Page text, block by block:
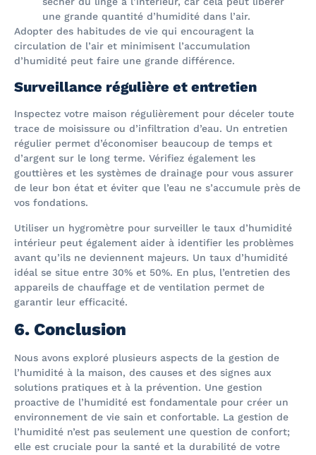
une grande quantité d’humidité dans l’air.
Adopter des habitudes de vie qui encouragent la
circulation de l’air et minimisent l’accumulation
d’humidité peut faire une grande différence.
Surveillance régulière et entretien
Inspectez votre maison régulièrement pour déceler toute
trace de moisissure ou d’infiltration d’eau. Un entretien
régulier permet d’économiser beaucoup de temps et
d’argent sur le long terme. Vérifiez également les
gouttières et les systèmes de drainage pour vous assurer
de leur bon état et éviter que l’eau ne s’accumule près de
vos fondations.
Utiliser un hygromètre pour surveiller le taux d’humidité
intérieur peut également aider à identifier les problèmes
avant qu’ils ne deviennent majeurs. Un taux d’humidité
idéal se situe entre 30% et 50%. En plus, l’entretien des
appareils de chauffage et de ventilation permet de
garantir leur efficacité.
6. Conclusion
Nous avons exploré plusieurs aspects de la gestion de
l’humidité à la maison, des causes et des signes aux
solutions pratiques et à la prévention. Une gestion
proactive de l’humidité est fondamentale pour créer un
environnement de vie sain et confortable. La gestion de
l’humidité n’est pas seulement une question de confort;
elle est cruciale pour la santé et la durabilité de votre